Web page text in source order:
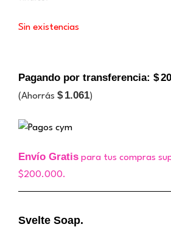
Sin existencias
Pagando por transferencia: $
(Ahorrás $ 1.061)
Envío Gratis para tus compras
$200.000.
Svelte Soap.